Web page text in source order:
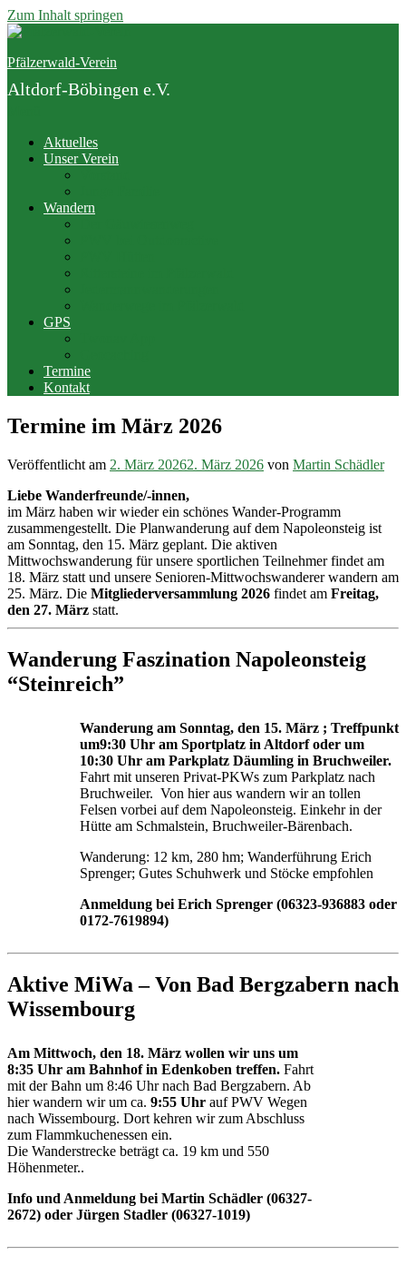
Zum Inhalt springen
Pfälzerwald-Verein
Altdorf-Böbingen e.V.
Aktuelles
Unser Verein
Wandern
GPS
Termine
Kontakt
Termine im März 2026
Veröffentlicht am 2. März 20262. März 2026 von Martin Schädler
Liebe Wanderfreunde/-innen,
im März haben wir wieder ein schönes Wander-Programm
zusammengestellt. Die Planwanderung auf dem Napoleonsteig ist
am Sonntag, den 15. März geplant. Die aktiven
Mittwochswanderung für unsere sportlichen Teilnehmer findet am
18. März statt und unsere Senioren-Mittwochswanderer wandern am
25. März. Die Mitgliederversammlung 2026 findet am Freitag,
den 27. März statt.
Wanderung Faszination Napoleonsteig
“Steinreich”
Wanderung am Sonntag, den 15. März ; Treffpunkt
um9:30 Uhr am Sportplatz in Altdorf oder um
10:30 Uhr am Parkplatz Däumling in Bruchweiler.
Fahrt mit unseren Privat-PKWs zum Parkplatz nach
Bruchweiler. Von hier aus wandern wir an tollen
Felsen vorbei auf dem Napoleonsteig. Einkehr in der
Hütte am Schmalstein, Bruchweiler-Bärenbach.
Wanderung: 12 km, 280 hm; Wanderführung Erich
Sprenger; Gutes Schuhwerk und Stöcke empfohlen
Anmeldung bei Erich Sprenger (06323-936883 oder
0172-7619894)
Aktive MiWa – Von Bad Bergzabern nach
Wissembourg
Am Mittwoch, den 18. März wollen wir uns um
8:35 Uhr am Bahnhof in Edenkoben treffen. Fahrt
mit der Bahn um 8:46 Uhr nach Bad Bergzabern. Ab
hier wandern wir um ca. 9:55 Uhr auf PWV Wegen
nach Wissembourg. Dort kehren wir zum Abschluss
zum Flammkuchenessen ein.
Die Wanderstrecke beträgt ca. 19 km und 550
Höhenmeter..
Info und Anmeldung bei Martin Schädler (06327-
2672) oder Jürgen Stadler (06327-1019)